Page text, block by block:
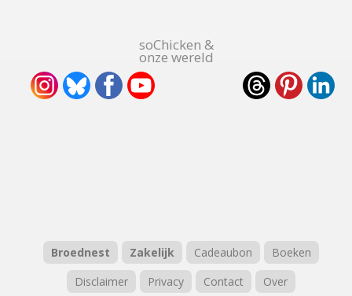
soChicken &
onze wereld
Broednest Zakelijk Cadeaubon
Boeken
Disclaimer
Privacy Contact Over